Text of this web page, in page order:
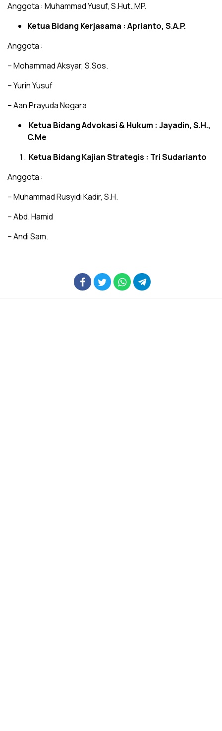
Anggota : Muhammad Yusuf, S.Hut.,MP.
Ketua Bidang Kerjasama : Aprianto, S.A.P.
Anggota :
– Mohammad Aksyar, S.Sos.
– Yurin Yusuf
– Aan Prayuda Negara
Ketua Bidang Advokasi & Hukum : Jayadin, S.H.,
C.Me
Ketua Bidang Kajian Strategis : Tri Sudarianto
Anggota :
– Muhammad Rusyidi Kadir, S.H.
– Abd. Hamid
– Andi Sam.